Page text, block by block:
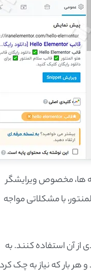
ها، مخصوص ویرایشگر
با مشکلاتی مواجه
از آن استفاده کنند. به
هر بار که نیاز به چک